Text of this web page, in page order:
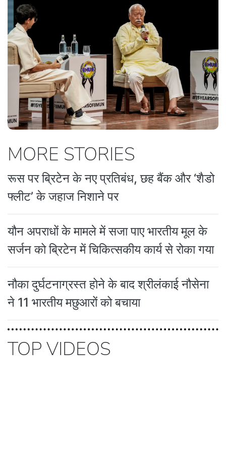
MORE STORIES
रूस पर ब्रिटेन के नए प्रतिबंध, छह बैंक और ‘शैडो
फ्लीट’ के जहाज निशाने पर
यौन अपराधों के मामले में सजा पाए भारतीय मूल के
सर्जन को ब्रिटेन में चिकित्सकीय कार्य से रोका गया
नौका दुर्घटनाग्रस्त होने के बाद श्रीलंकाई नौसेना
ने 11 भारतीय मछुआरों को बचाया
TOP VIDEOS